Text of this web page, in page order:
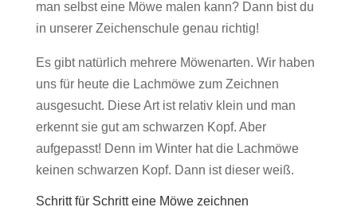
man selbst eine Möwe malen kann? Dann bist du
in unserer Zeichenschule genau richtig!
Es gibt natürlich mehrere Möwenarten. Wir haben
uns für heute die Lachmöwe zum Zeichnen
ausgesucht. Diese Art ist relativ klein und man
erkennt sie gut am schwarzen Kopf. Aber
aufgepasst! Denn im Winter hat die Lachmöwe
keinen schwarzen Kopf. Dann ist dieser weiß.
Schritt für Schritt eine Möwe zeichnen